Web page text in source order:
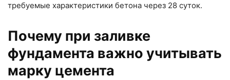
требуемые характеристики бетона через 28 суток.
Почему при заливке
фундамента важно учитывать
марку цемента